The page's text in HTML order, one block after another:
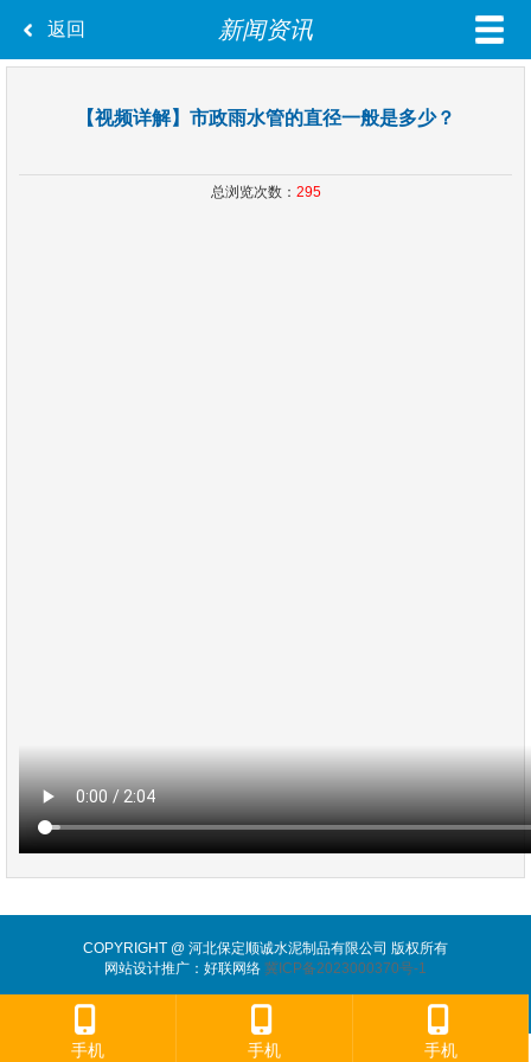
返回 新闻资讯
【视频详解】市政雨水管的直径一般是多少？
总浏览次数： 295
COPYRIGHT @ 河北保定顺诚水泥制品有限公司 版权所有
网站设计推广：好联网络 冀ICP备2023000370号-1
手机 手机 手机